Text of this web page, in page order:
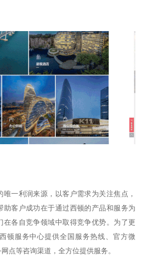
一利润来源，以客户需求为关注焦点，
助客户成功在于通过西顿的产品和服务为
在各自竞争领域中取得竞争优势。为了更
顿服务中心提供全国服务热线、官方微
点等咨询渠道，全方位提供服务。